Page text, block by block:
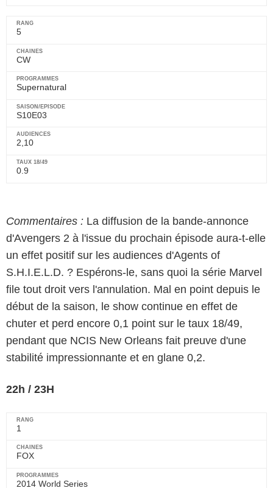
5
CW
Supernatural
S10E03
2,10
0.9
Commentaires : La diffusion de la bande-annonce
d'Avengers 2 à l'issue du prochain épisode aura-t-elle
un effet positif sur les audiences d'Agents of
S.H.I.E.L.D. ? Espérons-le, sans quoi la série Marvel
file tout droit vers l'annulation. Mal en point depuis le
début de la saison, le show continue en effet de
chuter et perd encore 0,1 point sur le taux 18/49,
pendant que NCIS New Orleans fait preuve d'une
stabilité impressionnante et en glane 0,2.
22h / 23H
1
FOX
2014 World Series